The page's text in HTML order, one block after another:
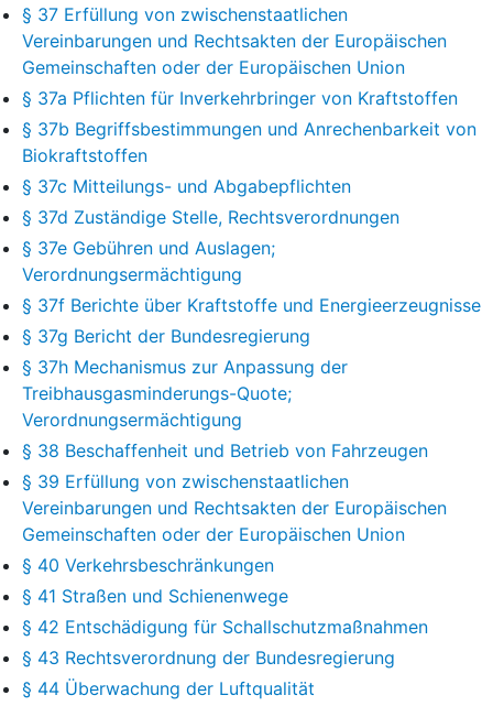
§ 37 Erfüllung von zwischenstaatlichen
Vereinbarungen und Rechtsakten der Europäischen
Gemeinschaften oder der Europäischen Union
§ 37a Pflichten für Inverkehrbringer von Kraftstoffen
§ 37b Begriffsbestimmungen und Anrechenbarkeit von
Biokraftstoffen
§ 37c Mitteilungs- und Abgabepflichten
§ 37d Zuständige Stelle, Rechtsverordnungen
§ 37e Gebühren und Auslagen;
Verordnungsermächtigung
§ 37f Berichte über Kraftstoffe und Energieerzeugnisse
§ 37g Bericht der Bundesregierung
§ 37h Mechanismus zur Anpassung der
Treibhausgasminderungs-Quote;
Verordnungsermächtigung
§ 38 Beschaffenheit und Betrieb von Fahrzeugen
§ 39 Erfüllung von zwischenstaatlichen
Vereinbarungen und Rechtsakten der Europäischen
Gemeinschaften oder der Europäischen Union
§ 40 Verkehrsbeschränkungen
§ 41 Straßen und Schienenwege
§ 42 Entschädigung für Schallschutzmaßnahmen
§ 43 Rechtsverordnung der Bundesregierung
§ 44 Überwachung der Luftqualität